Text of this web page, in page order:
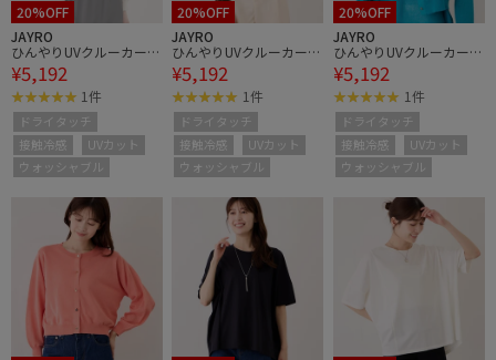
20%OFF
JAYRO
ひんやりUVクルーカーデ
ィガン
¥5,192
1件
ドライタッチ
接触冷感
UVカット
ウォッシャブル
20%OFF
JAYRO
ひんやりUVクルーカーデ
ィガン
¥5,192
1件
ドライタッチ
接触冷感
UVカット
ウォッシャブル
20%OFF
JAYRO
ひんやりUVクルーカーデ
ィガン
¥5,192
1件
ドライタッチ
接触冷感
UVカット
ウォッシャブル